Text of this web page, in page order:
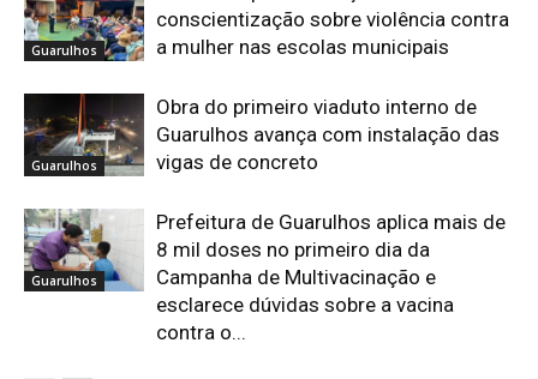
Guarulhos
conscientização sobre violência contra
a mulher nas escolas municipais
Guarulhos
Obra do primeiro viaduto interno de
Guarulhos avança com instalação das
vigas de concreto
Guarulhos
Prefeitura de Guarulhos aplica mais de
8 mil doses no primeiro dia da
Campanha de Multivacinação e
esclarece dúvidas sobre a vacina
contra o...